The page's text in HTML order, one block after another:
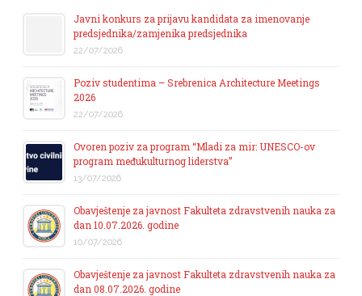
Javni konkurs za prijavu kandidata za imenovanje
predsjednika/zamjenika predsjednika
22/07/2026
Poziv studentima – Srebrenica Architecture Meetings
2026
22/07/2026
Ovoren poziv za program “Mladi za mir: UNESCO-ov
program međukulturnog liderstva”
13/07/2026
Obavještenje za javnost Fakulteta zdravstvenih nauka za
dan 10.07.2026. godine
10/07/2026
Obavještenje za javnost Fakulteta zdravstvenih nauka za
dan 08.07.2026. godine